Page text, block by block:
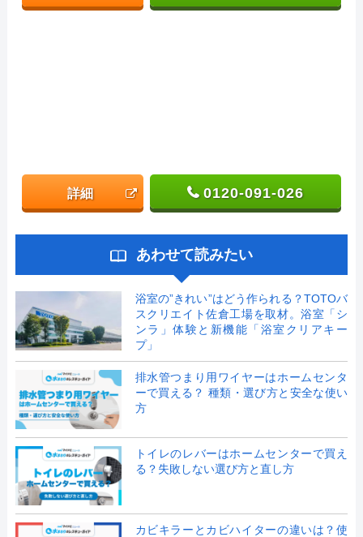
詳細 0120-091-026
あわせて読みたい
浴室の”きれい”はどう作られる？TOTOバ
スクリエイト佐倉工場を取材。浴室「シ
ンラ」体験と新機能「浴室クリアキー
プ」
排水管つまり用ワイヤーはホームセンタ
ーで買える？ 種類・選び方と安全な使い
方
トイレのレバーはホームセンターで買え
る？失敗しない選び方と直し方
カビキラーとカビハイターの違いは？使